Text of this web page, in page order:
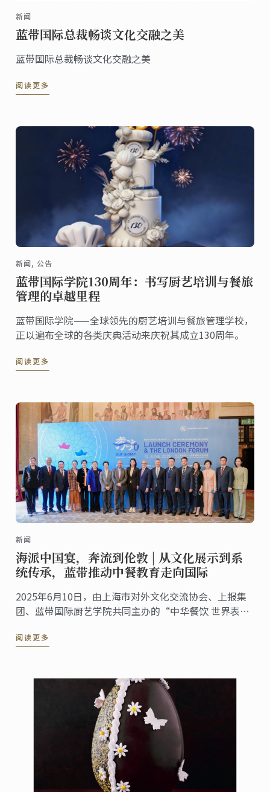
新闻
蓝带国际总裁畅谈文化交融之美
蓝带国际总裁畅谈文化交融之美
阅读更多
新闻, 公告
蓝带国际学院130周年：书写厨艺培训与餐旅
管理的卓越里程
蓝带国际学院——全球领先的厨艺培训与餐旅管理学校，
正以遍布全球的各类庆典活动来庆祝其成立130周年。
阅读更多
新闻
海派中国宴，奔流到伦敦 | 从文化展示到系
统传承，蓝带推动中餐教育走向国际
2025年6月10日，由上海市对外文化交流协会、上报集
团、蓝带国际厨艺学院共同主办的“中华餐饮 世界表达
蓝带伦敦概念餐厅The CORD by Le Cordon ...
阅读更多